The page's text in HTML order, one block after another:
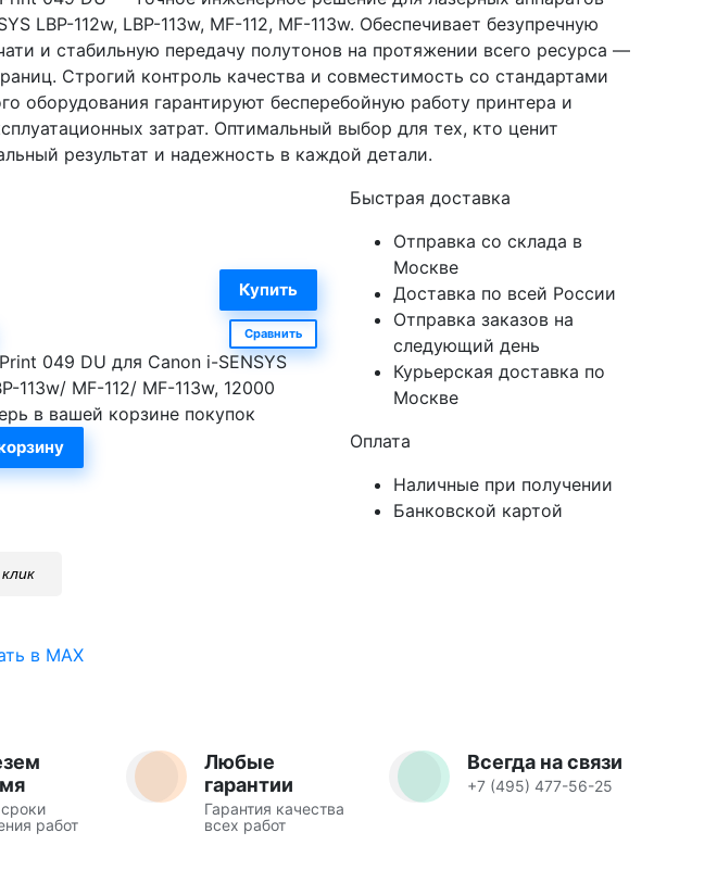
LBP-112w, LBP-113w, MF-112, MF-113w. Обеспечивает безупречную
и стабильную передачу полутонов на протяжении всего ресурса —
Строгий контроль качества и совместимость со стандартами
оборудования гарантируют бесперебойную работу принтера и
затрат. Оптимальный выбор для тех, кто ценит
результат и надежность в каждой детали.
Сравнить
049 DU для Canon i-SENSYS
113w/ MF-112/ MF-113w, 12000
в вашей корзине покупок
Быстрая доставка
Отправка со склада в
Москве
Доставка по всей России
Отправка заказов на
следующий день
Курьерская доставка по
Москве
Оплата
Наличные при получении
Банковской картой
в MAX
работ
Любые
гарантии
Гарантия качества
всех работ
Всегда на связи
+7 (495) 477-56-25